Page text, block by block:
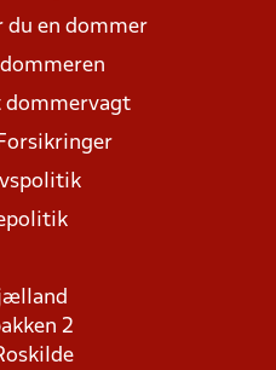
du en dommer
dommervagt
2